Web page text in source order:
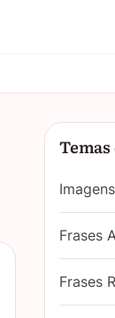
Temas
Frases
Frases